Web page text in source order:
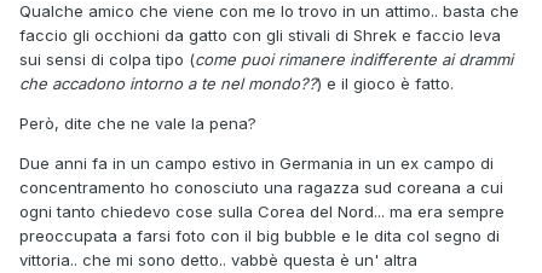
Qualche amico che viene con me lo trovo in un attimo.. basta che
faccio gli occhioni da gatto con gli stivali di Shrek e faccio leva
sui sensi di colpa tipo (come puoi rimanere indifferente ai drammi
che accadono intorno a te nel mondo??) e il gioco è fatto.
Però, dite che ne vale la pena?
Due anni fa in un campo estivo in Germania in un ex campo di
concentramento ho conosciuto una ragazza sud coreana a cui
ogni tanto chiedevo cose sulla Corea del Nord... ma era sempre
preoccupata a farsi foto con il big bubble e le dita col segno di
vittoria.. che mi sono detto.. vabbè questa è un' altra